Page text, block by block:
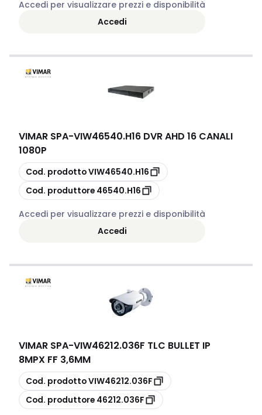
Accedi per visualizzare prezzi e disponibilità
Accedi
VIMAR SPA-VIW46540.H16 DVR AHD 16 CANALI
1080P
copia
Cod. prodottoVIW46540.H16
copia
Cod. produttore 46540.H16
Accedi per visualizzare prezzi e disponibilità
Accedi
VIMAR SPA-VIW46212.036F TLC BULLET IP
8MPX FF 3,6MM
copia
Cod. prodottoVIW46212.036F
copia
Cod. produttore 46212.036F